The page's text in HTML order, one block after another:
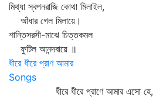
মিথ্যা স্বপনরাজি কোথা মিলাইল,
আঁধার গেল মিলায়ে।
শান্তিসরসী-মাঝে চিত্তকমল
ফুটিল আনন্দবায়ে ॥
ধীরে ধীরে প্রাণ আমার
Songs
ধীরে ধীরে প্রাণে আমার এসো হে,